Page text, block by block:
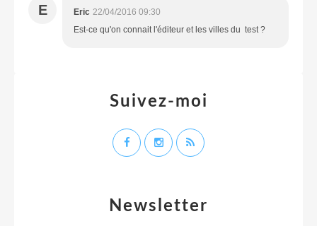
E Eric 22/04/2016 09:30
Est-ce qu'on connait l'éditeur et les villes du test ?
Newsletter
Suivez-moi